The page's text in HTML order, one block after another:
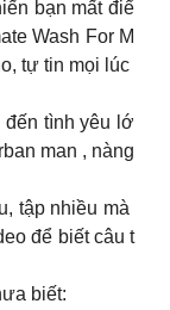
bạn mất điể
Wash For M
tự tin mọi lúc
đến tình yêu lớ
man , nàng
tập nhiều mà
để biết câu t
biết: